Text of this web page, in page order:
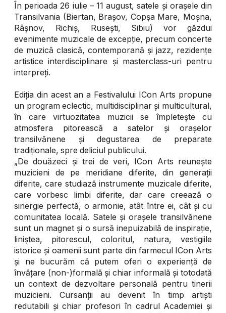
În perioada 26 iulie – 11 august, satele și orașele din
Transilvania (Biertan, Brașov, Copșa Mare, Moșna,
Râșnov, Richiș, Rusești, Sibiu) vor găzdui
evenimente muzicale de excepție, precum concerte
de muzică clasică, contemporană și jazz, rezidențe
artistice interdisciplinare și masterclass-uri pentru
interpreți.
Ediția din acest an a Festivalului ICon Arts propune
un program eclectic, multidisciplinar și multicultural,
în care virtuozitatea muzicii se împletește cu
atmosfera pitorească a satelor și orașelor
transilvănene și degustarea de preparate
tradiționale, spre deliciul publicului.
„De douăzeci și trei de veri, ICon Arts reunește
muzicieni de pe meridiane diferite, din generații
diferite, care studiază instrumente muzicale diferite,
care vorbesc limbi diferite, dar care creează o
sinergie perfectă, o armonie, atât între ei, cât și cu
comunitatea locală. Satele și orașele transilvănene
sunt un magnet și o sursă inepuizabilă de inspirație,
liniștea, pitorescul, coloritul, natura, vestigiile
istorice și oamenii sunt parte din farmecul ICon Arts
și ne bucurăm că putem oferi o experiență de
învățare (non-)formală și chiar informală și totodată
un context de dezvoltare personală pentru tinerii
muzicieni. Cursanții au devenit în timp artiști
redutabili și chiar profesori în cadrul Academiei și